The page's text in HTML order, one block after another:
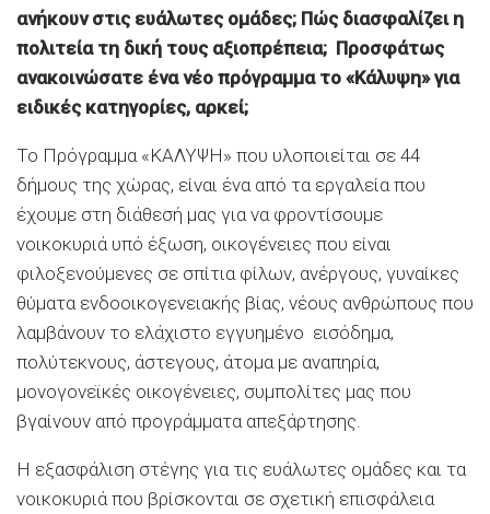
ανήκουν στις ευάλωτες ομάδες; Πώς διασφαλίζει η
πολιτεία τη δική τους αξιοπρέπεια; Προσφάτως
ανακοινώσατε ένα νέο πρόγραμμα το «Κάλυψη» για
ειδικές κατηγορίες, αρκεί;
Το Πρόγραμμα «ΚΑΛΥΨΗ» που υλοποιείται σε 44
δήμους της χώρας, είναι ένα από τα εργαλεία που
έχουμε στη διάθεσή μας για να φροντίσουμε
νοικοκυριά υπό έξωση, οικογένειες που είναι
φιλοξενούμενες σε σπίτια φίλων, ανέργους, γυναίκες
θύματα ενδοοικογενειακής βίας, νέους ανθρώπους που
λαμβάνουν το ελάχιστο εγγυημένο εισόδημα,
πολύτεκνους, άστεγους, άτομα με αναπηρία,
μονογονεϊκές οικογένειες, συμπολίτες μας που
βγαίνουν από προγράμματα απεξάρτησης.
Η εξασφάλιση στέγης για τις ευάλωτες ομάδες και τα
νοικοκυριά που βρίσκονται σε σχετική επισφάλεια